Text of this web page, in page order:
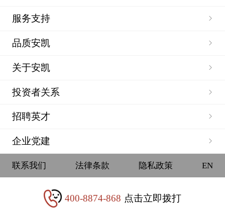
服务支持
品质安凯
关于安凯
投资者关系
招聘英才
企业党建
联系我们 法律条款 隐私政策 EN
400-8874-868 点击立即拨打